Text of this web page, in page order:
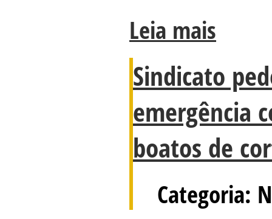
Leia mais
Sindicato
emergência
boatos de
Categoria: